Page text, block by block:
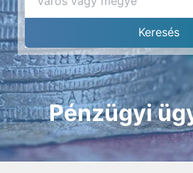
Pénzügyi